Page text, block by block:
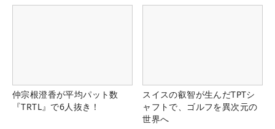
仲宗根澄香が平均パット数
『TRTL』で6人抜き！
スイスの叡智が生んだTPTシ
ャフトで、ゴルフを異次元の
世界へ